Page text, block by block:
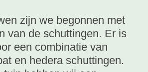
zijn we begonnen met
van de schuttingen. Er is
een combinatie van
en hedera schuttingen.